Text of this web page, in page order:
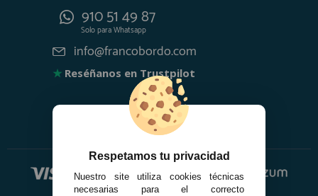
910 51 49 87
Solo paraWhatsapp
info@francobordo.com
★ Reséñanos en Trustpilot
Respetamos tu privacidad
Nuestro site utiliza cookies técnicas
necesarias para el correcto